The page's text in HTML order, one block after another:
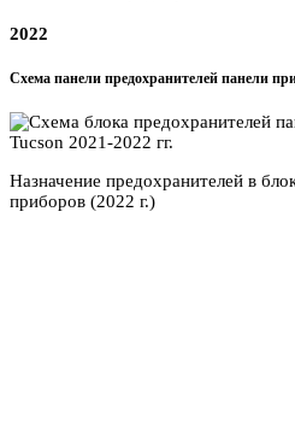
2022
Схема панели предохранителей панели
Назначение предохранителей в
приборов (2022 г.)